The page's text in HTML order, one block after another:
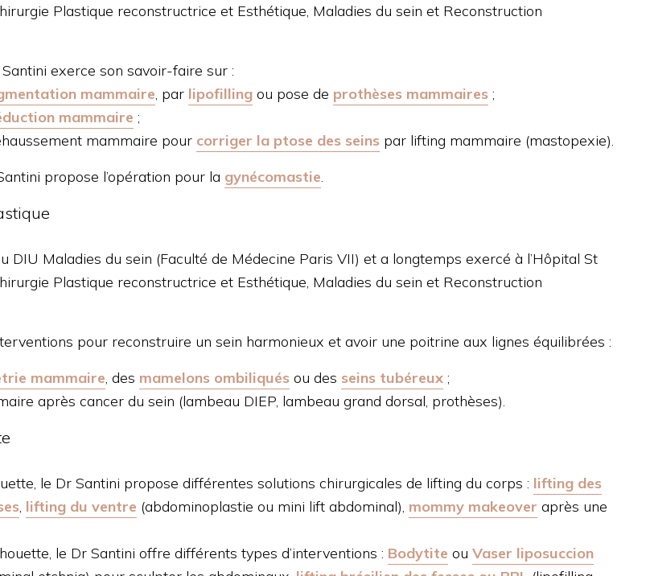
Plastique reconstructrice et Esthétique, Maladies du sein et Reconstruction
exerce son savoir-faire sur :
mammaire, par lipofilling ou pose de prothèses mammaires ;
mammaire ;
mammaire pour corriger la ptose des seins par lifting mammaire (mastopexie).
propose l’opération pour la gynécomastie.
DIU Maladies du sein (Faculté de Médecine Paris VII) et a longtemps exercé à l’Hôpital St
Plastique reconstructrice et Esthétique, Maladies du sein et Reconstruction
pour reconstruire un sein harmonieux et avoir une poitrine aux lignes équilibrées :
mammaire, des mamelons ombiliqués ou des seins tubéreux ;
après cancer du sein (lambeau DIEP, lambeau grand dorsal, prothèses).
le Dr Santini propose différentes solutions chirurgicales de lifting du corps : lifting des
, lifting du ventre (abdominoplastie ou mini lift abdominal), mommy makeover après une
le Dr Santini offre différents types d’interventions : Bodytite ou Vaser liposuccion